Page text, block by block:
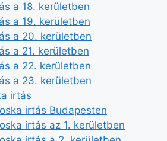
a 18. kerületben
a 19. kerületben
a 20. kerületben
a 21. kerületben
a 22. kerületben
a 23. kerületben
irtás
irtás Budapesten
irtás az 1. kerületben